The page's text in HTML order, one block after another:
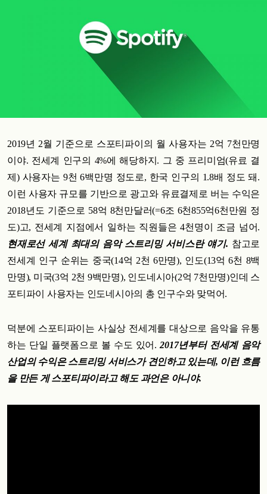
2019년 2월 기준으로 스포티파이의 월 사용자는 2억 7천만명
이야. 전세계 인구의 4%에 해당하지. 그 중 프리미엄(유료 결
제) 사용자는 9천 6백만명 정도로, 한국 인구의 1.8배 정도 돼.
이런 사용자 규모를 기반으로 광고와 유료결제로 버는 수익은
2018년도 기준으로 58억 8천만달러(=6조 6천855억6천만원 정
도)고, 전세계 지점에서 일하는 직원들은 4천명이 조금 넘어.
현재로선 세계 최대의 음악 스트리밍 서비스란 얘기. 참고로
전세계 인구 순위는 중국(14억 2천 6만명), 인도(13억 6천 8백
만명), 미국(3억 2천 9백만명), 인도네시아(2억 7천만명)인데 스
포티파이 사용자는 인도네시아의 총 인구수와 맞먹어.
덕분에 스포티파이는 사실상 전세계를 대상으로 음악을 유통
하는 단일 플랫폼으로 볼 수도 있어.2017년부터 전세계 음악
산업의 수익은 스트리밍 서비스가 견인하고 있는데, 이런 흐름
을 만든 게 스포티파이라고 해도 과언은 아니야.